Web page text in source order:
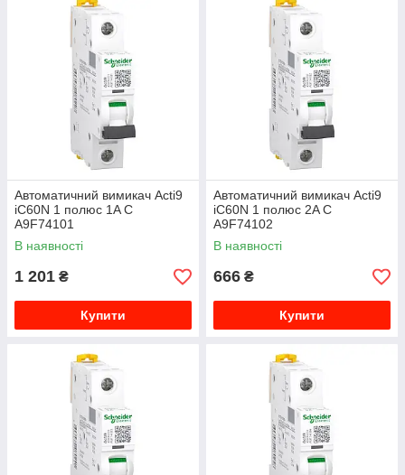
Автоматичний вимикач Acti9
iC60N 1 полюс 1A C
A9F74101
В наявності
1 201 ₴
Купити
Автоматичний вимикач Acti9
iC60N 1 полюс 2A C
A9F74102
В наявності
666 ₴
Купити